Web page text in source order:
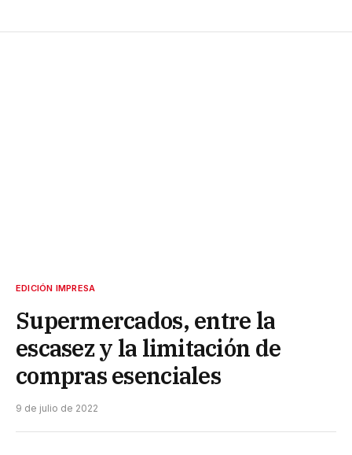
EDICIÓN IMPRESA
Supermercados, entre la
escasez y la limitación de
compras esenciales
9 de julio de 2022